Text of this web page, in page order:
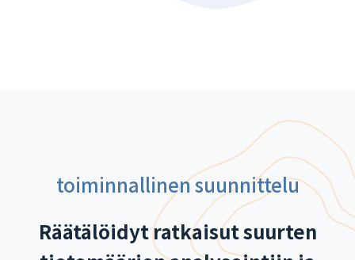
toiminnallinen suunnittelu
Räätälöidyt ratkaisut suurten